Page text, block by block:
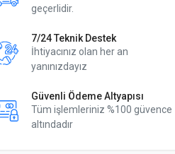
geçerlidir.
7/24 Teknik Destek
İhtiyacınız olan her an
yanınızdayız
Güvenli Ödeme Altyapısı
Tüm işlemleriniz %100 güvence
altındadır